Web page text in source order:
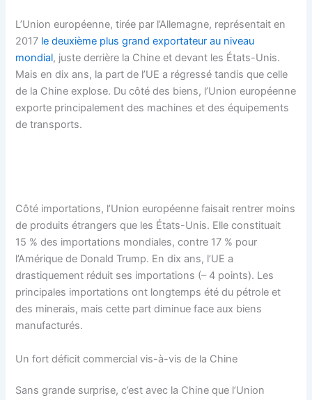
L’Union européenne, tirée par l’Allemagne, représentait en
2017 le deuxième plus grand exportateur au niveau
mondial, juste derrière la Chine et devant les États-Unis.
Mais en dix ans, la part de l’UE a régressé tandis que celle
de la Chine explose. Du côté des biens, l’Union européenne
exporte principalement des machines et des équipements
de transports.
Côté importations, l’Union européenne faisait rentrer moins
de produits étrangers que les États-Unis. Elle constituait
15 % des importations mondiales, contre 17 % pour
l’Amérique de Donald Trump. En dix ans, l’UE a
drastiquement réduit ses importations (– 4 points). Les
principales importations ont longtemps été du pétrole et
des minerais, mais cette part diminue face aux biens
manufacturés.
Un fort déficit commercial vis-à-vis de la Chine
Sans grande surprise, c’est avec la Chine que l’Union